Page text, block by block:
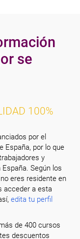
se
100%
por el
España, por lo que
y
Según los
eres residente en
acceder a esta
edita tu perfil
de 400 cursos
descuentos